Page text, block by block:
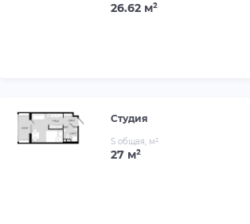
26.62 м²
Студия
S общая, м²
27 м²